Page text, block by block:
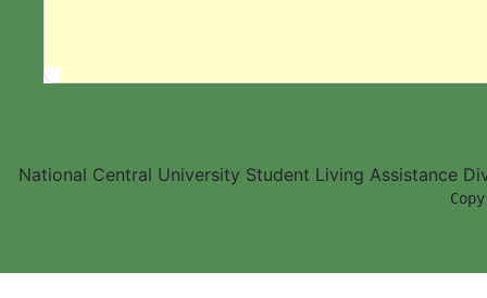
National Central University Student Living Assistance